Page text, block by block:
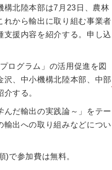
構北陸本部は7月23日、農林
れから輸出に取り組む事業者
援内容を紹介する。申し込
ログラム」の活用促進を図
、中小機構北陸本部、中部
する。
だ輸出の実践論～」をテー
出への取り組みなどについ
で参加費は無料。